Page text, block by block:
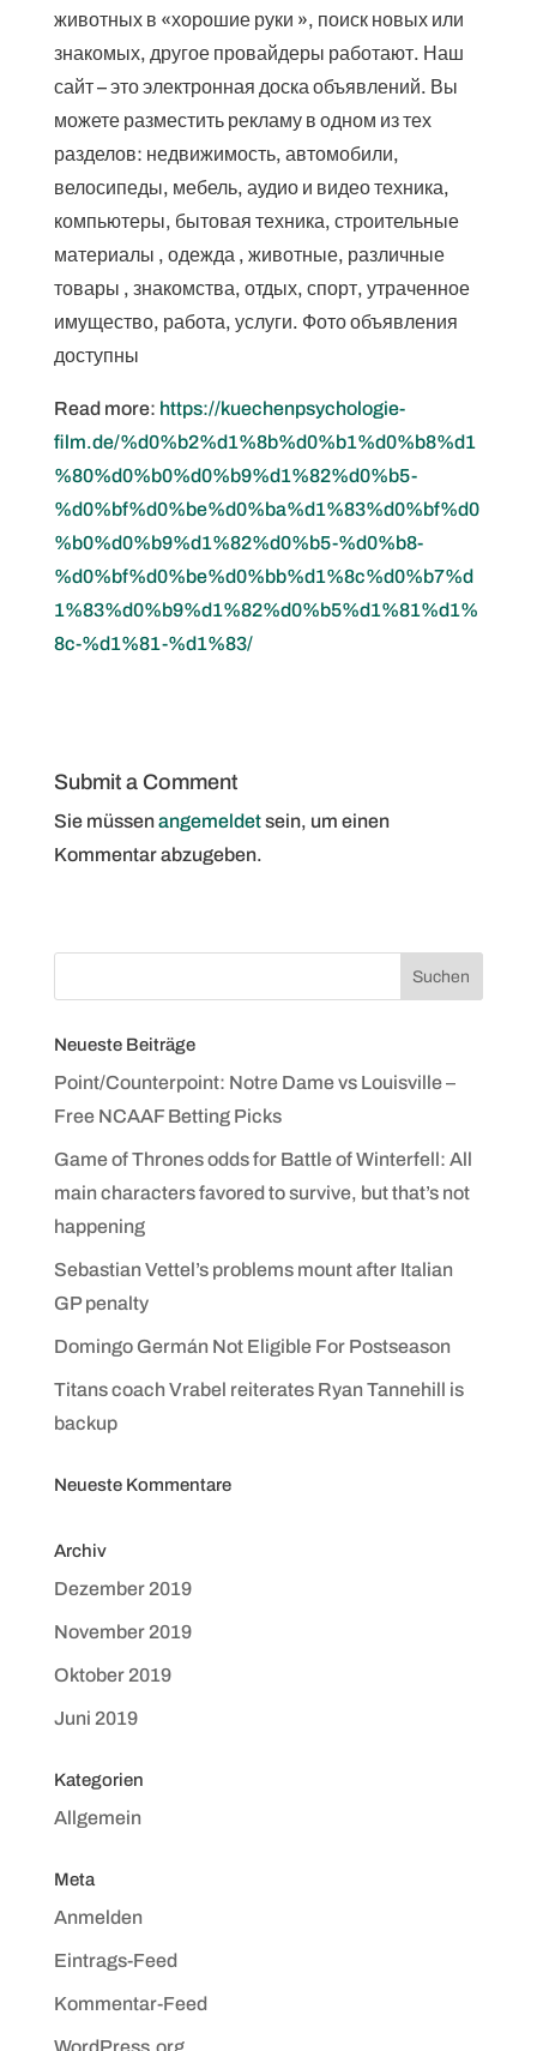
животных в «хорошие руки », поиск новых или
знакомых, другое провайдеры работают. Наш
сайт – это электронная доска объявлений. Вы
можете разместить рекламу в одном из тех
разделов: недвижимость, автомобили,
велосипеды, мебель, аудио и видео техника,
компьютеры, бытовая техника, строительные
материалы , одежда , животные, различные
товары , знакомства, отдых, спорт, утраченное
имущество, работа, услуги. Фото объявления
доступны
Read more: https://kuechenpsychologie-
film.de/%d0%b2%d1%8b%d0%b1%d0%b8%d1
%80%d0%b0%d0%b9%d1%82%d0%b5-
%d0%bf%d0%be%d0%ba%d1%83%d0%bf%d0
%b0%d0%b9%d1%82%d0%b5-%d0%b8-
%d0%bf%d0%be%d0%bb%d1%8c%d0%b7%d
1%83%d0%b9%d1%82%d0%b5%d1%81%d1%
8c-%d1%81-%d1%83/
Submit a Comment
Sie müssenangemeldetsein, um einen
Kommentar abzugeben.
Neueste Beiträge
Point/Counterpoint: Notre Dame vs Louisville –
Free NCAAF Betting Picks
Game of Thrones odds for Battle of Winterfell: All
main characters favored to survive, but that’s not
happening
Sebastian Vettel’s problems mount after Italian
GP penalty
Domingo Germán Not Eligible For Postseason
Titans coach Vrabel reiterates Ryan Tannehill is
backup
Neueste Kommentare
Archiv
Dezember 2019
November 2019
Oktober 2019
Juni 2019
Kategorien
Allgemein
Meta
Anmelden
Eintrags-Feed
Kommentar-Feed
WordPress.org